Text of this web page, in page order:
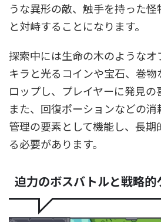
うな異形の敵、触手を持った
と対峙することになります。
探索中には生命の木のような
キラと光るコインや宝石、巻物
ロップし、プレイヤーに発見の
また、回復ポーションなどの
管理の要素として機能し、長期
る必要があります。
迫力のボスバトルと戦略的